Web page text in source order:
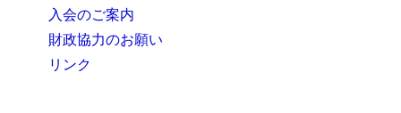
入会のご案内
財政協力のお願い
リンク